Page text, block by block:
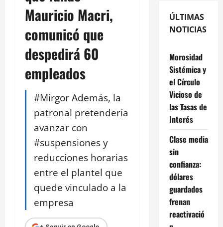
Mauricio Macri,
comunicó que
despedirá 60
empleados
#Mirgor Además, la
patronal pretendería
avanzar con
#suspensiones y
reducciones horarias
entre el plantel que
quede vinculado a la
empresa
ÚLTIMAS
NOTICIAS
Morosidad
Sistémica y
el Círculo
Vicioso de
las Tasas de
Interés
Clase media
sin
confianza:
dólares
guardados
frenan
reactivació